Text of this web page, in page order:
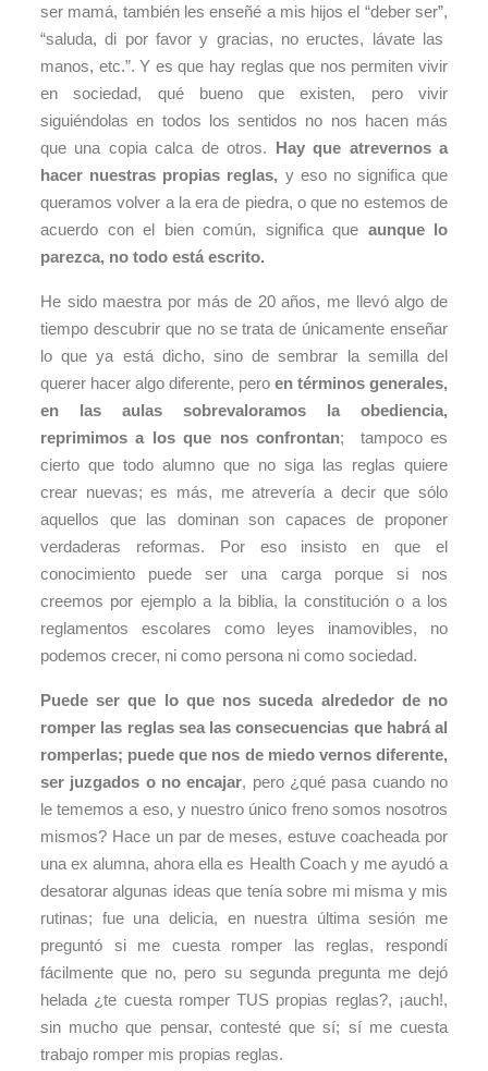
ser mamá, también les enseñé a mis hijos el “deber ser”,
“saluda, di por favor y gracias, no eructes, lávate las
manos, etc.”. Y es que hay reglas que nos permiten vivir
en sociedad, qué bueno que existen, pero vivir
siguiéndolas en todos los sentidos no nos hacen más
que una copia calca de otros. Hay que atrevernos a
hacer nuestras propias reglas, y eso no significa que
queramos volver a la era de piedra, o que no estemos de
acuerdo con el bien común, significa que aunque lo
parezca, no todo está escrito.
He sido maestra por más de 20 años, me llevó algo de
tiempo descubrir que no se trata de únicamente enseñar
lo que ya está dicho, sino de sembrar la semilla del
querer hacer algo diferente, pero en términos generales,
en las aulas sobrevaloramos la obediencia,
reprimimos a los que nos confrontan; tampoco es
cierto que todo alumno que no siga las reglas quiere
crear nuevas; es más, me atrevería a decir que sólo
aquellos que las dominan son capaces de proponer
verdaderas reformas. Por eso insisto en que el
conocimiento puede ser una carga porque si nos
creemos por ejemplo a la biblia, la constitución o a los
reglamentos escolares como leyes inamovibles, no
podemos crecer, ni como persona ni como sociedad.
Puede ser que lo que nos suceda alrededor de no
romper las reglas sea las consecuencias que habrá al
romperlas; puede que nos de miedo vernos diferente,
ser juzgados o no encajar, pero ¿qué pasa cuando no
le tememos a eso, y nuestro único freno somos nosotros
mismos? Hace un par de meses, estuve coacheada por
una ex alumna, ahora ella es Health Coach y me ayudó a
desatorar algunas ideas que tenía sobre mi misma y mis
rutinas; fue una delicia, en nuestra última sesión me
preguntó si me cuesta romper las reglas, respondí
fácilmente que no, pero su segunda pregunta me dejó
helada ¿te cuesta romper TUS propias reglas?, ¡auch!,
sin mucho que pensar, contesté que sí; sí me cuesta
trabajo romper mis propias reglas.